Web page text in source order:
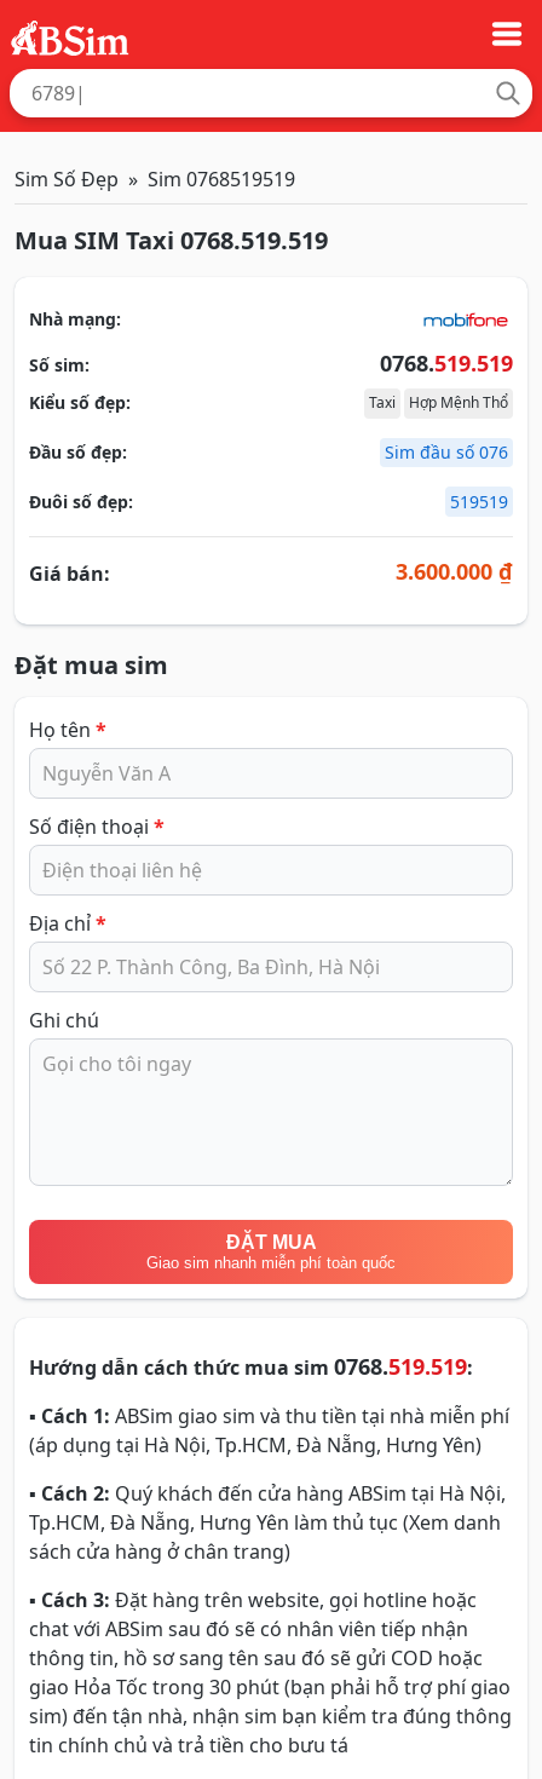
Sim Số Đẹp Sim 0768519519
Mua SIM Taxi 0768.519.519
Nhà mạng:
Số sim:
0768.519.519
Kiểu số đẹp: Taxi Hợp Mệnh Thổ
Đầu số đẹp: Sim đầu số 076
Đuôi số đẹp: 519519
Giá bán: 3.600.000 ₫
Đặt mua sim
Họ tên *
Số điện thoại *
Địa chỉ*
Ghi chú
ĐẶT MUA
Giao sim nhanh miễn phí toàn quốc
Hướng dẫn cách thức mua sim 0768.519.519:
▪ Cách 1: ABSim giao sim và thu tiền tại nhà miễn phí
(áp dụng tại Hà Nội, Tp.HCM, Đà Nẵng, Hưng Yên)
▪ Cách 2: Quý khách đến cửa hàng ABSim tại Hà Nội,
Tp.HCM, Đà Nẵng, Hưng Yên làm thủ tục (Xem danh
sách cửa hàng ở chân trang)
▪ Cách 3: Đặt hàng trên website, gọi hotline hoặc
chat với ABSim sau đó sẽ có nhân viên tiếp nhận
thông tin, hồ sơ sang tên sau đó sẽ gửi COD hoặc
giao Hỏa Tốc trong 30 phút (bạn phải hỗ trợ phí giao
sim) đến tận nhà, nhận sim bạn kiểm tra đúng thông
tin chính chủ và trả tiền cho bưu tá